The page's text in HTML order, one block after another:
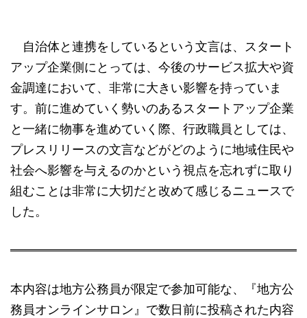
自治体と連携をしているという文言は、スタート
アップ企業側にとっては、今後のサービス拡大や資
金調達において、非常に大きい影響を持っていま
す。前に進めていく勢いのあるスタートアップ企業
と一緒に物事を進めていく際、行政職員としては、
プレスリリースの文言などがどのように地域住民や
社会へ影響を与えるのかという視点を忘れずに取り
組むことは非常に大切だと改めて感じるニュースで
した。
本内容は地方公務員が限定で参加可能な、『地方公
務員オンラインサロン』で数日前に投稿された内容